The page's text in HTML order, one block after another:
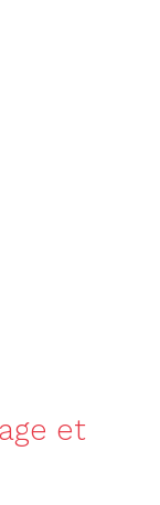
et